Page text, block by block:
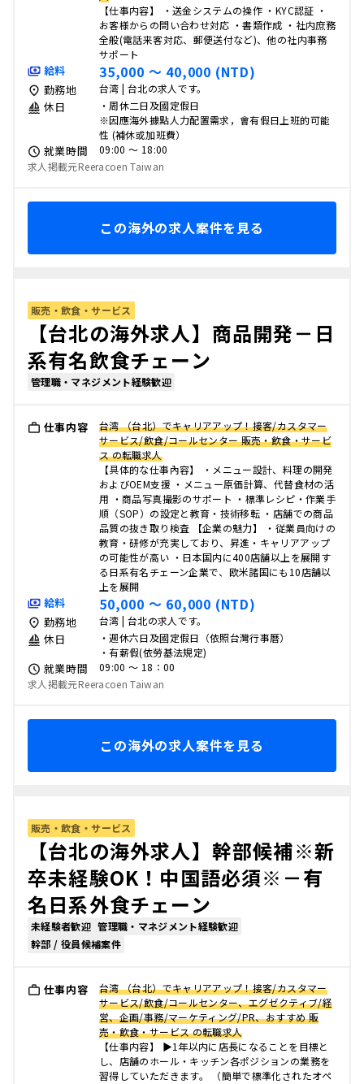
【仕事内容】 ・送金システムの操作 ・KYC認証 ・
お客様からの問い合わせ対応 ・書類作成 ・社内庶務
全般(電話来客対応、郵便送付など)、他の社内事務
サポート
給料 35,000 〜 40,000 (NTD)
勤務地 台湾 | 台北の求人です。
休日
・周休二日及國定假日
※因應海外據點人力配置需求，會有假日上班的可能
性 (補休或加班費）
就業時間
09:00 〜 18:00
求人掲載元Reeracoen Taiwan
この海外の求人案件を見る
販売・飲食・サービス
【台北の海外求人】商品開発－日
系有名飲食チェーン
管理職・マネジメント経験歓迎
仕事内容
台湾 （台北）でキャリアアップ！接客/カスタマー
サービス/飲食/コールセンター 販売・飲食・サービ
ス の転職求人
【具体的な仕事內容】 ・メニュー設計、料理の開発
およびOEM支援 ・メニュー原価計算、代替食材の活
用 ・商品写真撮影のサポート ・標準レシピ・作業手
順（SOP）の設定と教育・技術移転 ・店舗での商品
品質の抜き取り検査 【企業の魅力】 ・従業員向けの
教育・研修が充実しており、昇進・キャリアアップ
の可能性が高い ・日本国内に400店舗以上を展開す
る日系有名チェーン企業で、欧米諸国にも10店舗以
上を展開
給料 50,000 〜 60,000 (NTD)
勤務地 台湾 | 台北の求人です。
休日
・週休六日及國定假日（依照台灣行事曆）
・有薪假(依勞基法規定)
就業時間
09:00 〜 18：00
求人掲載元Reeracoen Taiwan
この海外の求人案件を見る
販売・飲食・サービス
【台北の海外求人】幹部候補※新
卒未経験OK！中国語必須※－有
名日系外食チェーン
未経験者歓迎 管理職・マネジメント経験歓迎
幹部 / 役員候補案件
仕事内容
台湾 （台北）でキャリアアップ！接客/カスタマー
サービス/飲食/コールセンター、エグゼクティブ/経
営、企画/事務/マーケティング/PR、おすすめ 販
売・飲食・サービス の転職求人
【仕事内容】 ▶1年以内に店長になることを目標と
し、店舗のホール・キッチン各ポジションの業務を
習得していただきます。 （簡単で標準化されたオペ